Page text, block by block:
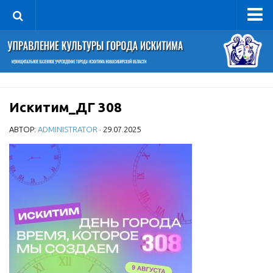
Управление
Руководитель
Структура
Фотогалерея
Документы
Учредительные документы
Правовая база
Противодействие коррупции
Отчеты о деятельности
Учреждения культуры
Искитим_ДГ 308
АВТОР: ADMINISTRATOR · 29.07.2025